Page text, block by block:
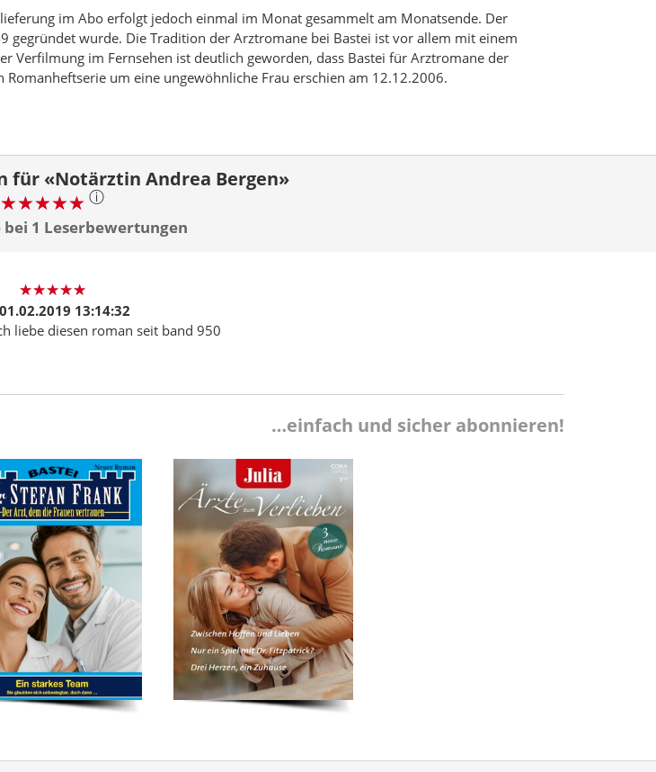
im Abo erfolgt jedoch einmal im Monat gesammelt am Monatsende. Der
gegründet wurde. Die Tradition der Arztromane bei Bastei ist vor allem mit einem
Verfilmung im Fernsehen ist deutlich geworden, dass Bastei für Arztromane der
um eine ungewöhnliche Frau erschien am 12.12.2006.
für «Notärztin Andrea Bergen»
ⓘ
bei 1 Leserbewertungen
01.02.2019 13:14:32
liebe diesen roman seit band 950
…einfach und sicher abonnieren!